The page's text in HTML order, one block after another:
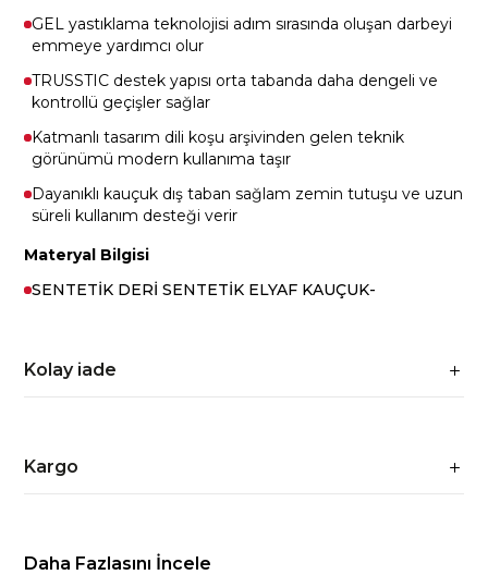
GEL yastıklama teknolojisi adım sırasında oluşan darbeyi
emmeye yardımcı olur
TRUSSTIC destek yapısı orta tabanda daha dengeli ve
kontrollü geçişler sağlar
Katmanlı tasarım dili koşu arşivinden gelen teknik
görünümü modern kullanıma taşır
Dayanıklı kauçuk dış taban sağlam zemin tutuşu ve uzun
süreli kullanım desteği verir
Materyal Bilgisi
SENTETİK DERİ SENTETİK ELYAF KAUÇUK-
Kolay iade
Kargo
Daha Fazlasını İncele